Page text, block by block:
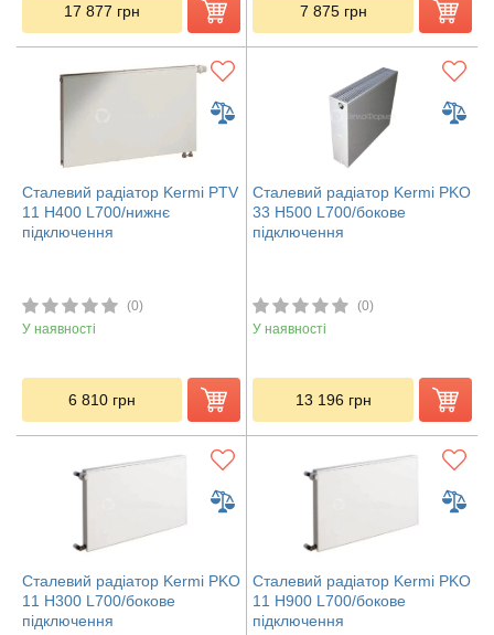
17 877 грн 7 875 грн
Сталевий радіатор Kermi PTV
11 H400 L700/нижнє
підключення
(0)
У наявності
6 810 грн
Сталевий радіатор Kermi PKO
33 H500 L700/бокове
підключення
(0)
У наявності
13 196 грн
Сталевий радіатор Kermi PKO
11 H300 L700/бокове
підключення
Сталевий радіатор Kermi PKO
11 H900 L700/бокове
підключення